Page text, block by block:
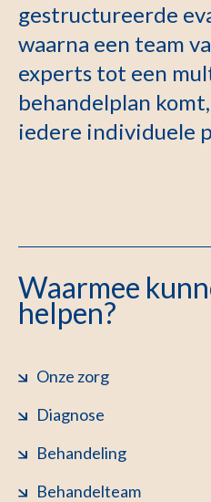
gestructureerde
waarna een team
experts tot een
behandelplan
iedere individuele
Waarmee
helpen?
Onze zorg
Diagnose
Behandeling
Behandelteam